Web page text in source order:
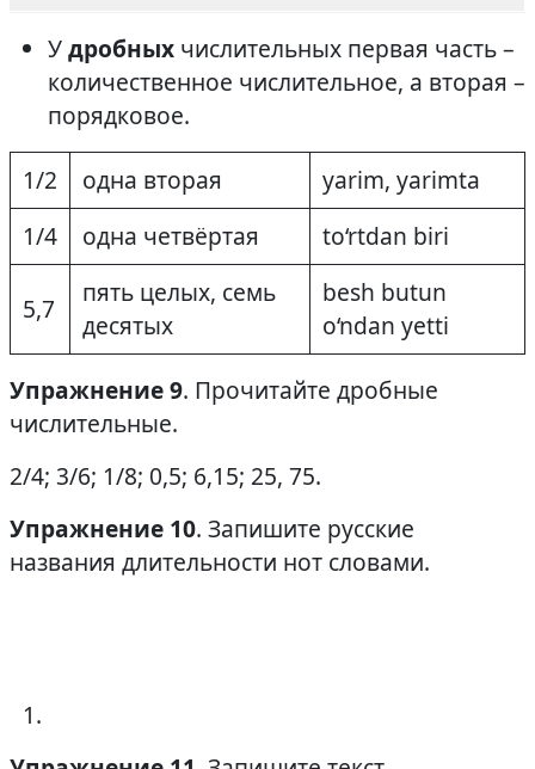
Удробных числительных первая часть –
количественное числительное, а вторая –
порядковое.
1/2
одна вторая
yarim, yarimta
1/4
одна четвёртая to‘rtdan biri
5,7
пять целых, семь
десятых
besh butun
o‘ndan yetti
Упражнение 9. Прочитайте дробные
числительные.
2/4; 3/6; 1/8; 0,5; 6,15; 25, 75.
Упражнение 10. Запишите русские
названия длительности нот словами.